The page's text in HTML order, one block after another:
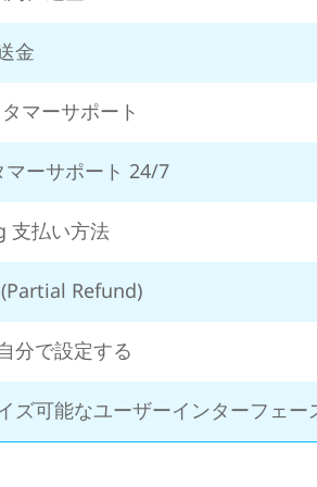
金
マーサポート
マーサポート 24/7
支払い方法
Refund)
分で設定する
ズ可能なユーザーインターフェー